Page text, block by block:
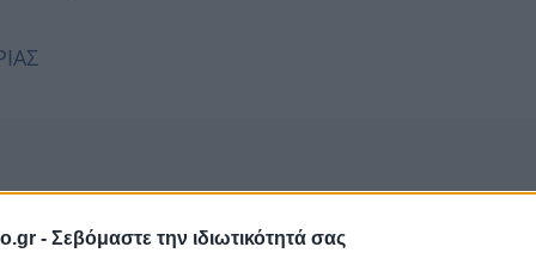
- Σεβόμαστε την ιδιωτικότητά σας